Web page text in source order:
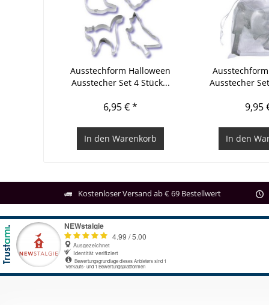
Ausstechform Halloween
Ausstecher Set 4 Stück...
6,95 € *
In den Warenkorb
Ausstecher
9,95
In den
Kostenloser Versand ab € 69 Bestellwert